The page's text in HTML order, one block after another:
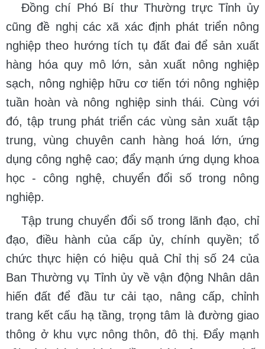
Đồng chí Phó Bí thư Thường trực Tỉnh ủy
cũng đề nghị các xã xác định phát triển nông
nghiệp theo hướng tích tụ đất đai để sản xuất
hàng hóa quy mô lớn, sản xuất nông nghiệp
sạch, nông nghiệp hữu cơ tiến tới nông nghiệp
tuần hoàn và nông nghiệp sinh thái. Cùng với
đó, tập trung phát triển các vùng sản xuất tập
trung, vùng chuyên canh hàng hoá lớn, ứng
dụng công nghệ cao; đẩy mạnh ứng dụng khoa
học - công nghệ, chuyển đổi số trong nông
nghiệp.
Tập trung chuyển đổi số trong lãnh đạo, chỉ
đạo, điều hành của cấp ủy, chính quyền; tổ
chức thực hiện có hiệu quả Chỉ thị số 24 của
Ban Thường vụ Tỉnh ủy về vận động Nhân dân
hiến đất để đầu tư cải tạo, nâng cấp, chỉnh
trang kết cấu hạ tầng, trọng tâm là đường giao
thông ở khu vực nông thôn, đô thị. Đẩy mạnh